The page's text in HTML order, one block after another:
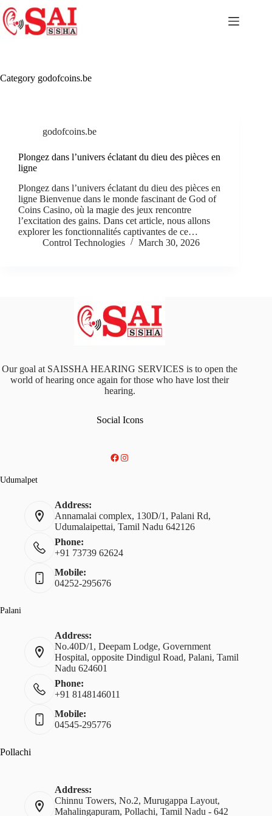
to
content
Category godofcoins.be
godofcoins.be
Plongez dans l’univers éclatant du dieu des pièces en
ligne
Plongez dans l’univers éclatant du dieu des pièces en
ligne Bienvenue dans le monde fascinant de God of
Coins Casino, où la magie des jeux rencontre
l’excitation des gains. Dans cet article, nous allons
explorer les fonctionnalités captivantes de ce…
Control Technologies
March 30, 2026
Our goal at SAISSHA HEARING SERVICES is to open the
world of hearing once again for those who have lost their
hearing.
Social Icons
Facebook
Instagram
Udumalpet
Address:
Annamalai complex, 130D/1, Palani Rd,
Udumalaipettai, Tamil Nadu 642126
Phone:
+91 73739 62624
Mobile:
04252-295676
Palani
Address:
No.40D/1, Deepam Lodge, Government
Hospital, opposite Dindigul Road, Palani, Tamil
Nadu 624601
Phone:
+91 8148146011
Mobile:
04545-295776
Pollachi
Address:
Chinnu Towers, No.2, Murugappa Layout,
Mahalingapuram, Pollachi, Tamil Nadu - 642